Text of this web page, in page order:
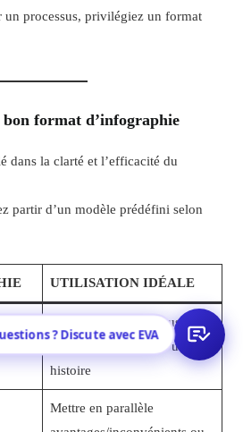
processus, privilégiez un format
format d’infographie
dans la clarté et l’efficacité du
partir d’un modèle prédéfini selon
UTILISATION IDÉALE
Expliquer un processus étape
par étape ou raconter une
histoire
Mettre en parallèle
? Discute avec EVA